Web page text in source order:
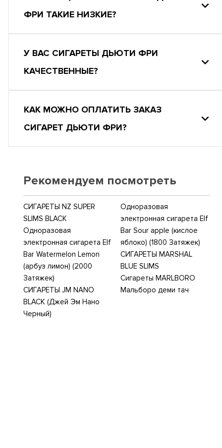
ФРИ ТАКИЕ НИЗКИЕ?
У ВАС СИГАРЕТЫ ДЬЮТИ ФРИ
КАЧЕСТВЕННЫЕ?
КАК МОЖНО ОПЛАТИТЬ ЗАКАЗ
СИГАРЕТ ДЬЮТИ ФРИ?
Рекомендуем посмотреть
СИГАРЕТЫ NZ SUPER
SLIMS BLACK
Одноразовая
электронная сигарета Elf
Bar Watermelon Lemon
(арбуз лимон) (2000
Затяжек)
СИГАРЕТЫ JM NANO
BLACK (Джей Эм Нано
Черный)
Одноразовая
электронная сигарета Elf
Bar Sour apple (кислое
яблоко) (1800 Затяжек)
СИГАРЕТЫ MARSHAL
BLUE SLIMS
Сигареты MARLBORO
Мальборо деми тач